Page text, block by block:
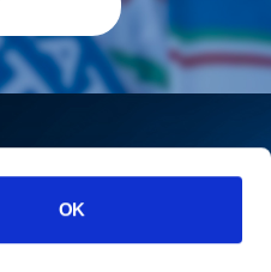
OK